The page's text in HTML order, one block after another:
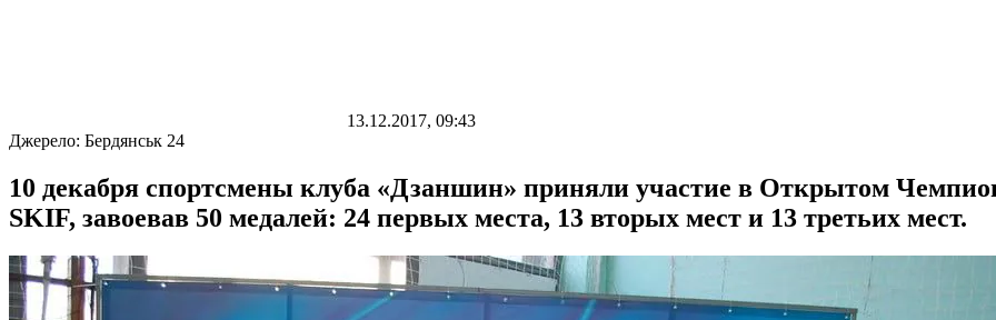
13.12.2017, 09:43
Джерело: Бердянськ 24
10 декабря спортсмены клуба «Дзаншин» приняли участие в Открытом
SKIF, завоевав 50 медалей: 24 первых места, 13 вторых мест и 13 третьих мест.